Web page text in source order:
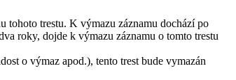
tohoto trestu. K výmazu záznamu dochází po
roky, dojde k výmazu záznamu o tomto trestu
o výmaz apod.), tento trest bude vymazán